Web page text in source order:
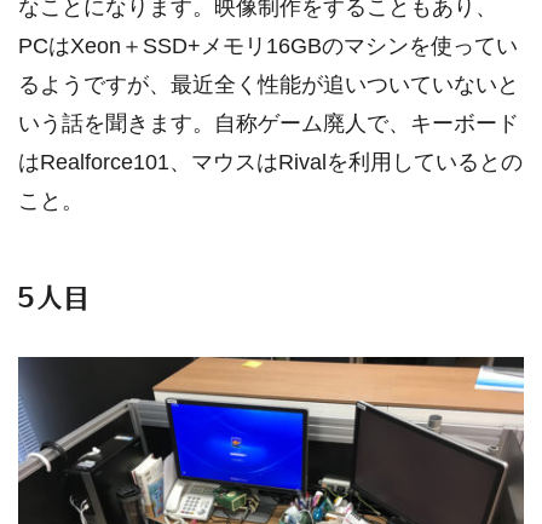
なことになります。映像制作をすることもあり、
PCはXeon＋SSD+メモリ16GBのマシンを使ってい
るようですが、最近全く性能が追いついていないと
いう話を聞きます。自称ゲーム廃人で、キーボード
はRealforce101、マウスはRivalを利用しているとの
こと。
5人目